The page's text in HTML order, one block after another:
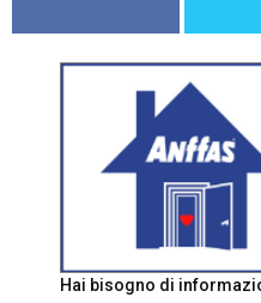
Hai bisogno di